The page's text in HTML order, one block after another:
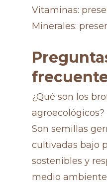
Vitaminas:
Minerales:
¿Qué son los
agroecológicos?
Son semillas
cultivadas bajo
sostenibles y
medio